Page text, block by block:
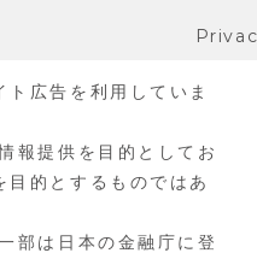
広告を利用していま
報提供を目的としてお
目的とするものではあ
部は日本の金融庁に登